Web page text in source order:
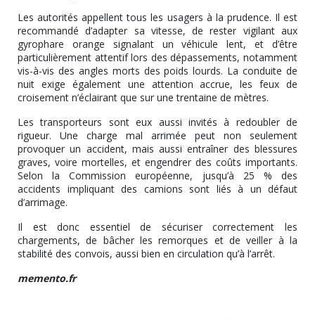
Les autorités appellent tous les usagers à la prudence. Il est
recommandé d’adapter sa vitesse, de rester vigilant aux
gyrophare orange signalant un véhicule lent, et d’être
particulièrement attentif lors des dépassements, notamment
vis-à-vis des angles morts des poids lourds. La conduite de
nuit exige également une attention accrue, les feux de
croisement n’éclairant que sur une trentaine de mètres.
Les transporteurs sont eux aussi invités à redoubler de
rigueur. Une charge mal arrimée peut non seulement
provoquer un accident, mais aussi entraîner des blessures
graves, voire mortelles, et engendrer des coûts importants.
Selon la Commission européenne, jusqu’à 25 % des
accidents impliquant des camions sont liés à un défaut
d’arrimage.
Il est donc essentiel de sécuriser correctement les
chargements, de bâcher les remorques et de veiller à la
stabilité des convois, aussi bien en circulation qu’à l’arrêt.
memento.fr